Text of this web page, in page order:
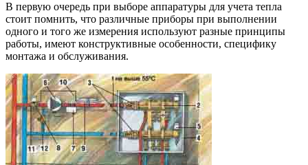
В первую очередь при выборе аппаратуры для учета тепла
стоит помнить, что различные приборы при выполнении
одного и того же измерения используют разные принципы
работы, имеют конструктивные особенности, специфику
монтажа и обслуживания.